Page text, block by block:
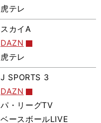
虎テレ
スカイA
DAZN
虎テレ
J SPORTS 3
DAZN
パ・リーグTV
ベースボールLIVE